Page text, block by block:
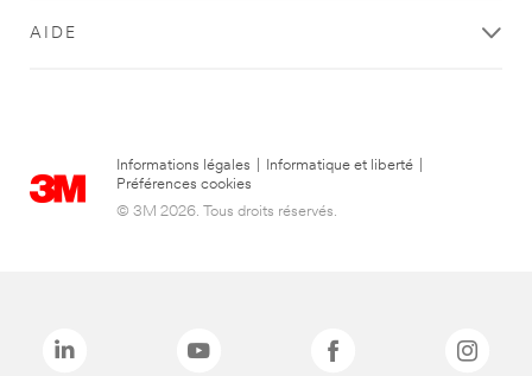
AIDE
Informations légales Informatique et liberté
Préférences cookies
© 3M 2026. Tous droits réservés.